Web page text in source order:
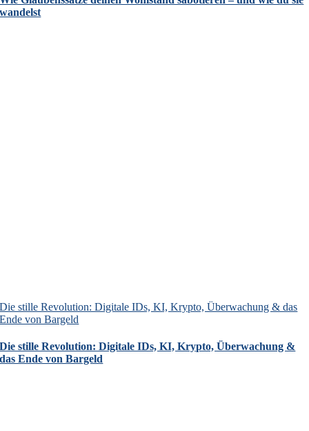
wandelst
Die stille Revolution: Digitale IDs, KI, Krypto, Überwachung & das
Ende von Bargeld
Die stille Revolution: Digitale IDs, KI, Krypto, Überwachung &
das Ende von Bargeld